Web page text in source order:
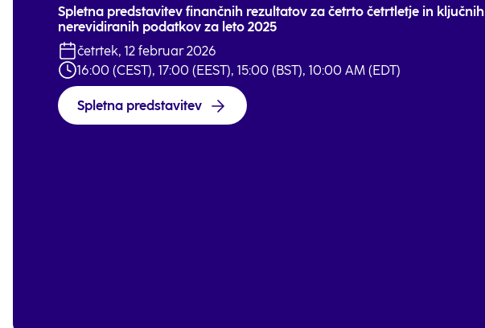
Spletna predstavitev finančnih rezultatov za četrto četrtletje in ključnih
nerevidiranih podatkov za leto 2025
četrtek, 12 februar 2026
16:00 (CEST), 17:00 (EEST), 15:00 (BST), 10:00 AM (EDT)
Spletna predstavitev